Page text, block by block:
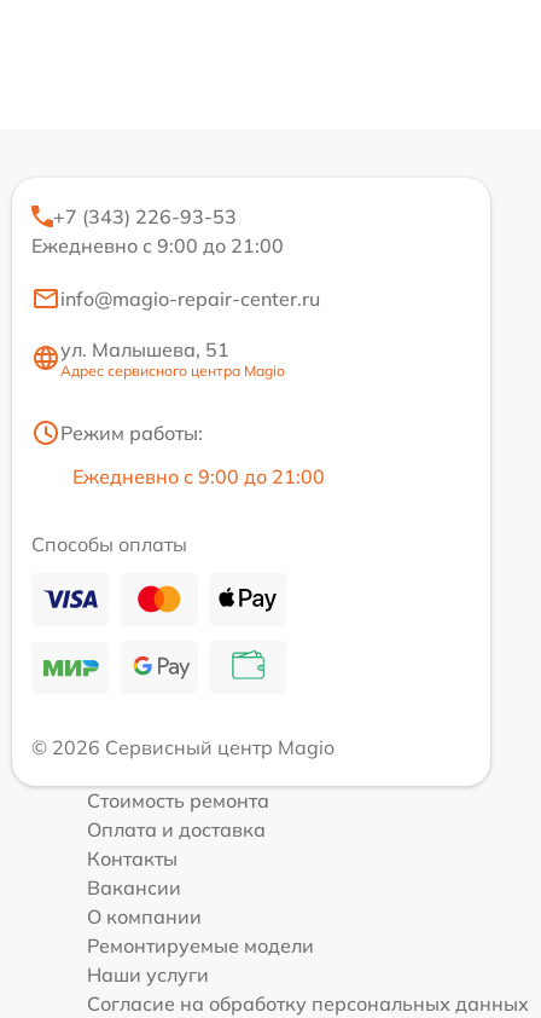
+7 (343) 226-93-53
Ежедневно с 9:00 до 21:00
info@magio-repair-center.ru
ул. Малышева, 51
Адрес сервисного центра Magio
Режим работы:
Ежедневно с 9:00 до 21:00
Способы оплаты
© 2026 Сервисный центр Magio
Стоимость ремонта
Оплата и доставка
Контакты
Вакансии
О компании
Ремонтируемые модели
Наши услуги
Согласие на обработку персональных данных